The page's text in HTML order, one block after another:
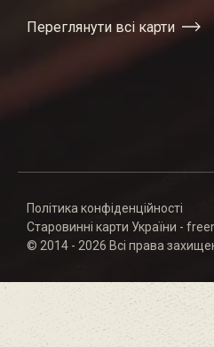
Переглянути всі карти
Політика конфіденційності
Старовинні карти України -
© 2014 - 2026 Всі права